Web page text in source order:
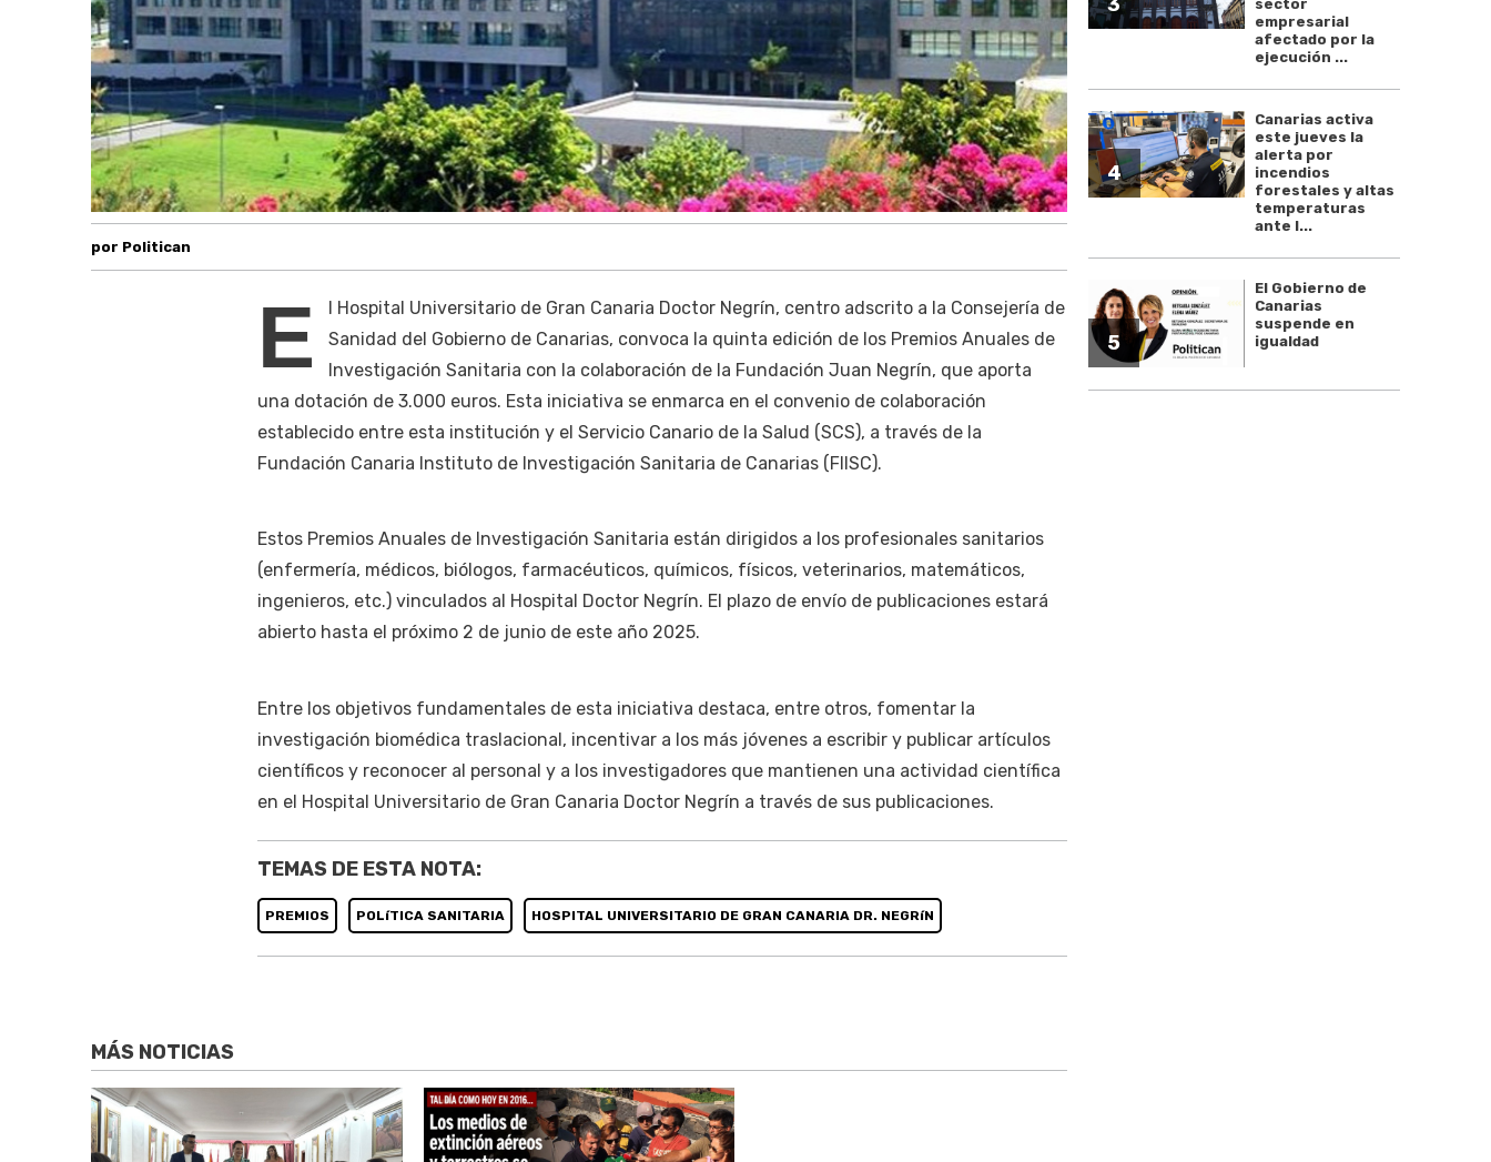
por Politican
E
l Hospital Universitario de Gran Canaria Doctor Negrín, centro adscrito a la Consejería de
Sanidad del Gobierno de Canarias, convoca la quinta edición de los Premios Anuales de
Investigación Sanitaria con la colaboración de la Fundación Juan Negrín, que aporta
una dotación de 3.000 euros. Esta iniciativa se enmarca en el convenio de colaboración
establecido entre esta institución y el Servicio Canario de la Salud (SCS), a través de la
Fundación Canaria Instituto de Investigación Sanitaria de Canarias (FIISC).
Estos Premios Anuales de Investigación Sanitaria están dirigidos a los profesionales sanitarios
(enfermería, médicos, biólogos, farmacéuticos, químicos, físicos, veterinarios, matemáticos,
ingenieros, etc.) vinculados al Hospital Doctor Negrín. El plazo de envío de publicaciones estará
abierto hasta el próximo 2 de junio de este año 2025.
Entre los objetivos fundamentales de esta iniciativa destaca, entre otros, fomentar la
investigación biomédica traslacional, incentivar a los más jóvenes a escribir y publicar artículos
científicos y reconocer al personal y a los investigadores que mantienen una actividad científica
en el Hospital Universitario de Gran Canaria Doctor Negrín a través de sus publicaciones.
TEMAS DE ESTA NOTA:
PREMIOS POLíTICA SANITARIA HOSPITAL UNIVERSITARIO DE GRAN CANARIA DR. NEGRíN
MÁS NOTICIAS
sector
empresarial
afectado por la
ejecución ...
4
Canarias activa
este jueves la
alerta por
incendios
forestales y altas
temperaturas
ante l...
5
El Gobierno de
Canarias
suspende en
igualdad